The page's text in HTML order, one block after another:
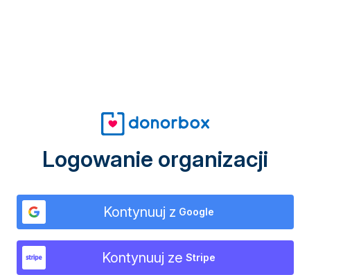
Logowanie organizacji
Kontynuuj z Google
Kontynuuj ze Stripe